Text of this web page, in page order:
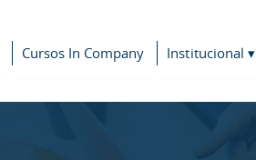
Cursos In Company Institucional ▾